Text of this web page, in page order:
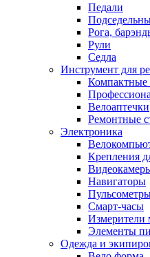
Педали
Рога,
Рули
Седла
Инструмент для
Компактные
Велоаптечки
Ремонтные
Электроника
Крепления
Навигаторы
Смарт-часы
Измерители
Элементы
Одежда и